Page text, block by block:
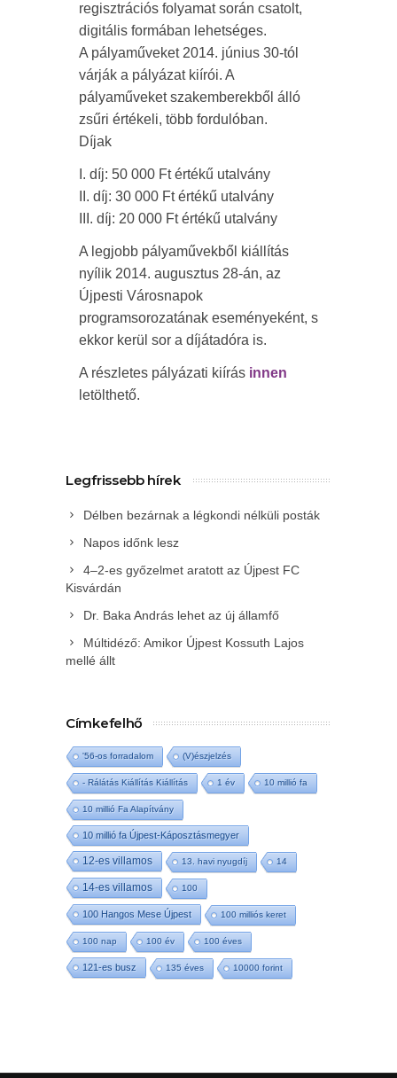
regisztrációs folyamat során csatolt,
digitális formában lehetséges.
A pályaműveket 2014. június 30-tól
várják a pályázat kiírói. A
pályaműveket szakemberekből álló
zsűri értékeli, több fordulóban.
Díjak
I. díj: 50 000 Ft értékű utalvány
II. díj: 30 000 Ft értékű utalvány
III. díj: 20 000 Ft értékű utalvány
A legjobb pályaművekből kiállítás
nyílik 2014. augusztus 28-án, az
Újpesti Városnapok
programsorozatának eseményeként, s
ekkor kerül sor a díjátadóra is.
A részletes pályázati kiírás innen
letölthető.
Legfrissebb hírek
Délben bezárnak a légkondi nélküli posták
Napos időnk lesz
4–2-es győzelmet aratott az Újpest FC
Kisvárdán
Dr. Baka András lehet az új államfő
Múltidéző: Amikor Újpest Kossuth Lajos
mellé állt
Címkefelhő
'56-os forradalom (V)észjelzés
- Rálátás Kiállítás Kiállítás 1 év 10 millió fa
10 millió Fa Alapítvány
10 millió fa Újpest-Káposztásmegyer
12-es villamos 13. havi nyugdíj 14
14-es villamos 100
100 Hangos Mese Újpest 100 milliós keret
100 nap 100 év 100 éves
121-es busz 135 éves 10000 forint